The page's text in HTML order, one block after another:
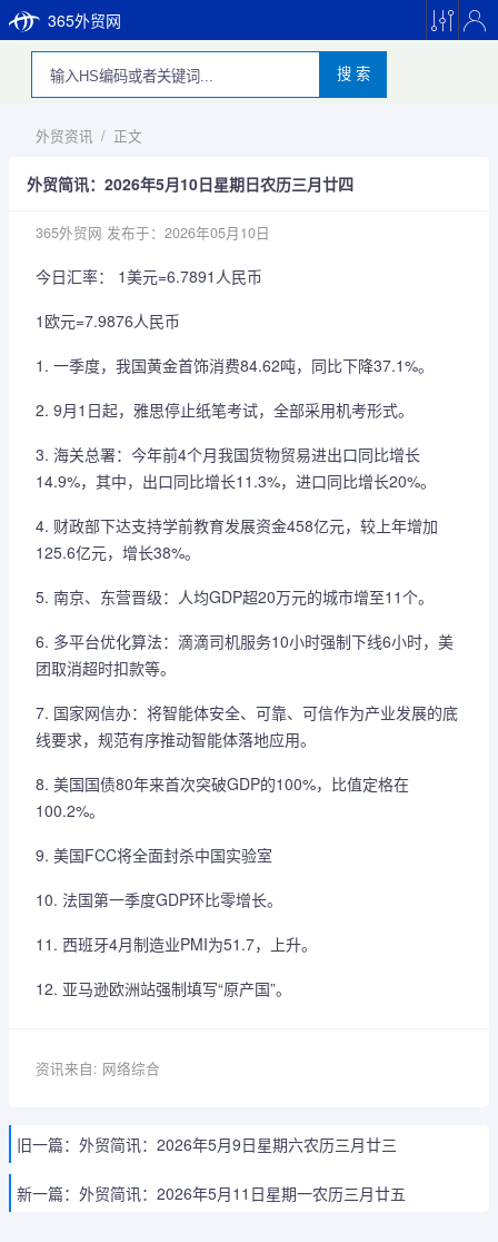
365外贸网
搜 索
外贸资讯 / 正文
外贸简讯：2026年5月10日星期日农历三月廿四
365外贸网 发布于：2026年05月10日
今日汇率： 1美元=6.7891人民币
1欧元=7.9876人民币
1. 一季度，我国黄金首饰消费84.62吨，同比下降37.1%。
2. 9月1日起，雅思停止纸笔考试，全部采用机考形式。
3. 海关总署：今年前4个月我国货物贸易进出口同比增长
14.9%，其中，出口同比增长11.3%，进口同比增长20%。
4. 财政部下达支持学前教育发展资金458亿元，较上年增加
125.6亿元，增长38%。
5. 南京、东营晋级：人均GDP超20万元的城市增至11个。
6. 多平台优化算法：滴滴司机服务10小时强制下线6小时，美
团取消超时扣款等。
7. 国家网信办：将智能体安全、可靠、可信作为产业发展的底
线要求，规范有序推动智能体落地应用。
8. 美国国债80年来首次突破GDP的100%，比值定格在
100.2%。
9. 美国FCC将全面封杀中国实验室
10. 法国第一季度GDP环比零增长。
11. 西班牙4月制造业PMI为51.7，上升。
12. 亚马逊欧洲站强制填写“原产国”。
资讯来自: 网络综合
旧一篇： 外贸简讯：2026年5月9日星期六农历三月廿三
新一篇： 外贸简讯：2026年5月11日星期一农历三月廿五